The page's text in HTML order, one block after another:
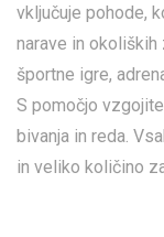
vključuje pohode,
narave in
športne igre,
S pomočjo
bivanja in reda.
in veliko količino